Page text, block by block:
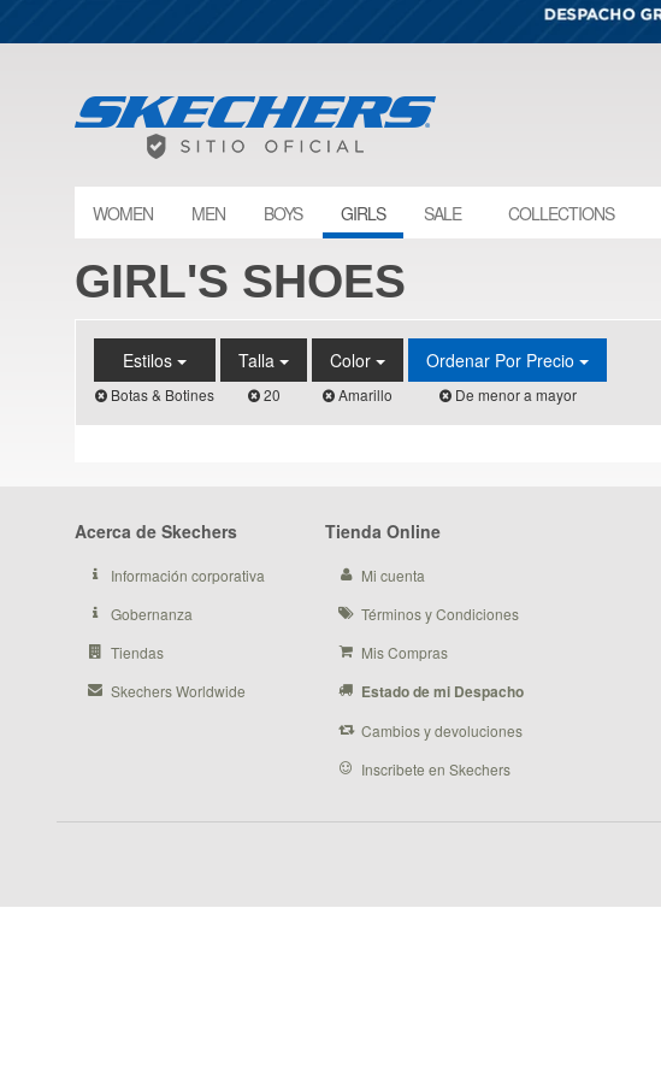
WOMEN MEN BOYS GIRLS SALE COLLECTIONS
GIRL'S SHOES
Estilos
Botas & Botines
Talla
20
Color
Amarillo
Ordenar Por Precio
De menor a mayor
Acerca de Skechers
Información corporativa
Gobernanza
Tiendas
Skechers Worldwide
Tienda Online
Mi cuenta
Términos y Condiciones
Mis Compras
Estado de mi Despacho
Cambios y devoluciones
Inscribete en Skechers